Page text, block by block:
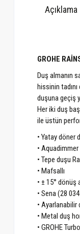
Açıklama
GROHE
Duş almanın
hissinin
duşuna geçiş
Her iki duş
ile üstün
• Yatay döner
•
• Tepe duşu
• Mafsallı
• ± 15° dönüş
• Sena (28
•
• Metal duş
• GROHE